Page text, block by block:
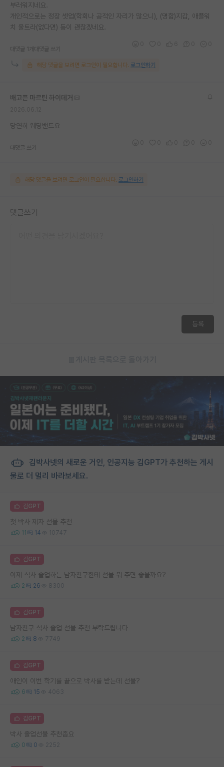
부러워지네요.
개인적으로는 정장 셋업(학회나 공적인 자리가 많으니), (명함)지갑, 애플워
치 울트라(없다면) 등이 괜찮겠네요.
대댓글 1개 대댓글 쓰기
해당 댓글을 보려면 로그인이 필요합니다. 로그인하기
배고픈 마르틴 하이데거
당연히 웨딩밴드요
대댓글 쓰기
해당 댓글을 보려면 로그인이 필요합니다. 로그인하기
댓글쓰기
등록
게시판 목록으로 돌아가기
김박사넷의 새로운 거인, 인공지능 김GPT가 추천하는 게시
물로 더 멀리 바라보세요.
김GPT
첫 박사 제자 선물 추천
11 14 10747
김GPT
이제 석사 졸업하는 남자친구한테 선물 뭐 주면 좋을까요?
2 26 8300
김GPT
남자친구 석사 졸업 선물 추천 부탁드립니다
2 8 7749
김GPT
애인이 이번 학기를 끝으로 박사를 받는데 선물?
6 15 4063
김GPT
박사 졸업선물 추천좀요
0 0 2252